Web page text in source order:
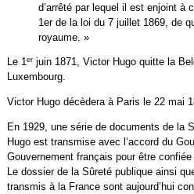
d’arrêté par lequel il est enjoint à
1er de la loi du 7 juillet 1869, de
royaume. »
Le 1erjuin 1871, Victor Hugo quitte la
Luxembourg.
Victor Hugo décèdera à Paris le 22 mai
En 1929, une série de documents de la
Hugo est transmise avec l’accord du
Gouvernement français pour être
Le dossier de la Sûreté publique ainsi
transmis à la France sont aujourd’hui